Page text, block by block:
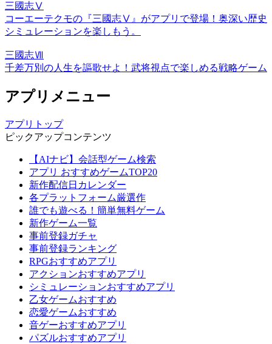
三國志Ⅴ
コーエーテクモの『三國志Ⅴ』がアプリで登場！奥深い歴史
シミュレーションを楽しもう。
三國志Ⅶ
千差万別の人生を謳歌せよ！武将視点で楽しめる戦略ゲーム
アプリメニュー
アプリトップ
ピックアップコンテンツ
【AIナビ】会話型ゲーム検索
アプリ おすすめゲームTOP20
新作配信日カレンダー
各プラットフォーム厳選作
誰でも遊べる！簡単無料ゲーム
新作ゲーム一覧
事前登録ガチャ
事前登録ランキング
RPGおすすめアプリ
アクションおすすめアプリ
シミュレーションおすすめアプリ
乙女ゲームおすすめ
恋愛ゲームおすすめ
音ゲーおすすめアプリ
パズルおすすめアプリ